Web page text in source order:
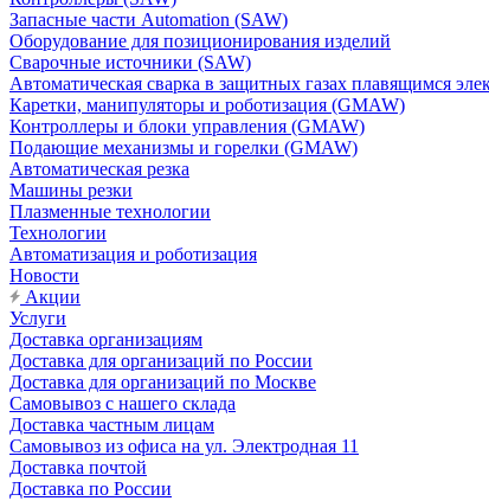
Запасные части Automation (SAW)
Оборудование для позиционирования изделий
Сварочные источники (SAW)
Автоматическая сварка в защитных газах плавящимся
Каретки, манипуляторы и роботизация (GMAW)
Контроллеры и блоки управления (GMAW)
Подающие механизмы и горелки (GMAW)
Автоматическая резка
Машины резки
Плазменные технологии
Технологии
Автоматизация и роботизация
Новости
Акции
Услуги
Доставка организациям
Доставка для организаций по России
Доставка для организаций по Москве
Самовывоз с нашего склада
Доставка частным лицам
Самовывоз из офиса на ул. Электродная 11
Доставка почтой
Доставка по России